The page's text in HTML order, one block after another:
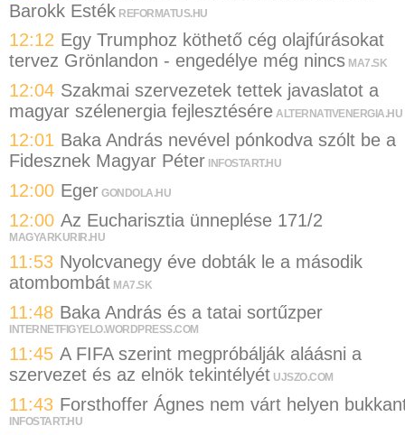
Barokk Esték REFORMATUS.HU
12:12 Egy Trumphoz köthető cég olajfúrásokat
tervez Grönlandon - engedélye még nincs MA7.SK
12:04 Szakmai szervezetek tettek javaslatot a
magyar szélenergia fejlesztésére ALTERNATIVENERGIA.HU
12:01 Baka András nevével pónkodva szólt be a
Fidesznek Magyar Péter INFOSTART.HU
12:00 Eger GONDOLA.HU
12:00 Az Eucharisztia ünneplése 171/2
MAGYARKURIR.HU
11:53 Nyolcvanegy éve dobták le a második
atombombát MA7.SK
11:48 Baka András és a tatai sortűzper
INTERNETFIGYELO.WORDPRESS.COM
11:45 A FIFA szerint megpróbálják aláásni a
szervezet és az elnök tekintélyét UJSZO.COM
11:43 Forsthoffer Ágnes nem várt helyen
INFOSTART.HU